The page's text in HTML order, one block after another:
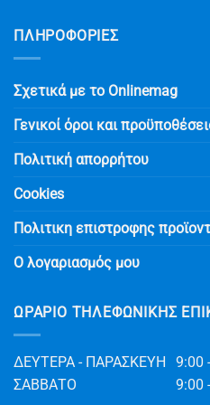
ΠΛΗΡΟΦΟΡΙΕΣ
Σχετικά με το Onlinemag
Γενικοί όροι και
Πολιτική απορρήτου
Cookies
Πολιτικη επιστροφης
Ο λογαριασμός μου
ΩΡΆΡΙΟ ΤΗΛΕΦΩΝΙΚΉΣ
ΔΕΥΤΕΡΑ - ΠΑΡΑΣΚΕΥΗ
9:00
ΣΑΒΒΑΤΟ
9:00